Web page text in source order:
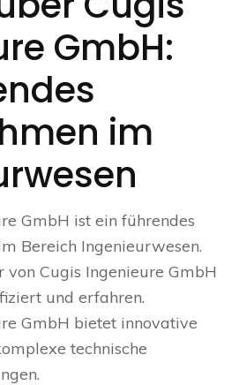
GmbH:
im
GmbH ist ein führendes
Bereich Ingenieurwesen.
Cugis Ingenieure GmbH
und erfahren.
GmbH bietet innovative
technische